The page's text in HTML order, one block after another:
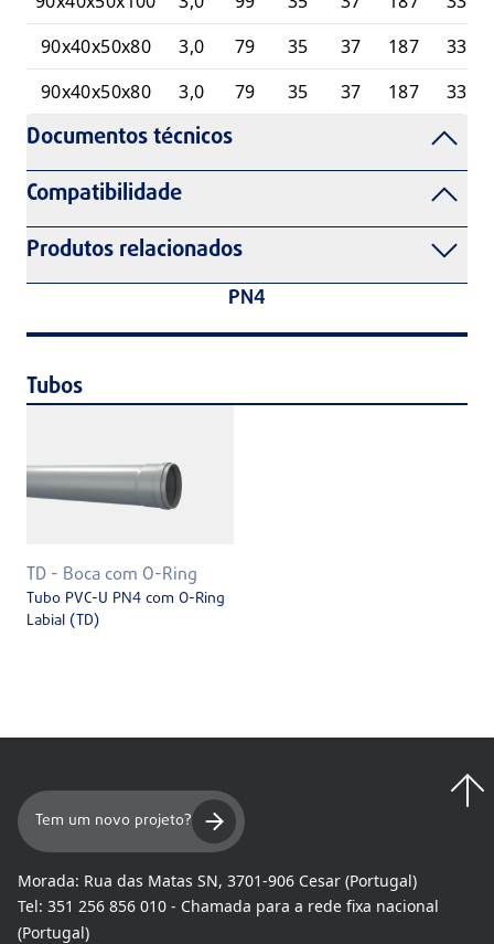
90x40x50x80
3,0 79 35 37 187
33
90x40x50x80
3,0 79 35 37 187 33
Documentos técnicos
Compatibilidade
Produtos relacionados
PN4
Tubos
TD - Boca com O-Ring
Tubo PVC-U PN4 com O-Ring
Labial (TD)
Tem um novo projeto?
Morada: Rua das Matas SN, 3701-906 Cesar (Portugal)
Tel: 351 256 856 010 - Chamada para a rede fixa nacional
(Portugal)